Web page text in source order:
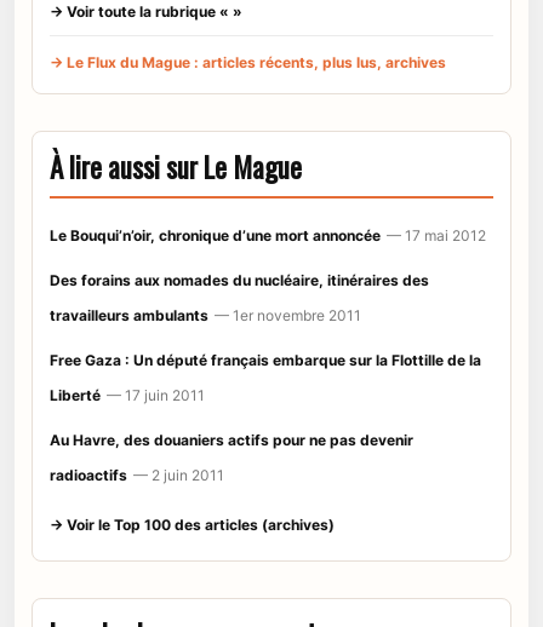
→ Voir toute la rubrique « »
→ Le Flux du Mague : articles récents, plus lus, archives
À lire aussi sur Le Mague
Le Bouqui’n’oir, chronique d’une mort annoncée — 17 mai 2012
Des forains aux nomades du nucléaire, itinéraires des
travailleurs ambulants — 1er novembre 2011
Free Gaza : Un député français embarque sur la Flottille de la
Liberté — 17 juin 2011
Au Havre, des douaniers actifs pour ne pas devenir
radioactifs — 2 juin 2011
→ Voir le Top 100 des articles (archives)